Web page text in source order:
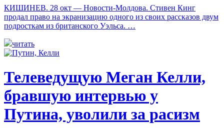
КИШИНЕВ. 28 окт — Новости-Молдова. Стивен Кинг
продал право на экранизацию одного из своих рассказов двум
подросткам из британского Уэльса. …
читать
Телеведущую Меган Келли,
бравшую интервью у
Путина, уволили за расизм